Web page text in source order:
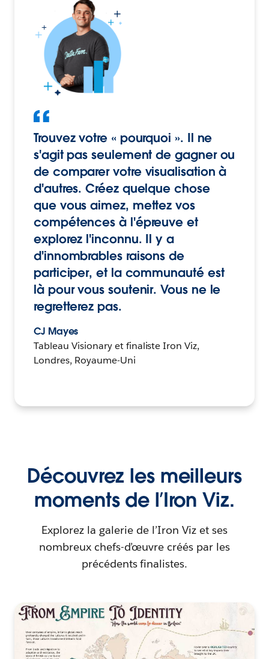
Trouvez votre « pourquoi ». Il ne
s'agit pas seulement de gagner ou
de comparer votre visualisation à
d'autres. Créez quelque chose
que vous aimez, mettez vos
compétences à l'épreuve et
explorez l'inconnu. Il y a
d'innombrables raisons de
participer, et la communauté est
là pour vous soutenir. Vous ne le
regretterez pas.
CJ Mayes
Tableau Visionary et finaliste Iron Viz,
Londres, Royaume-Uni
Découvrez les meilleurs
moments de l’Iron Viz.
Explorez la galerie de l’Iron Viz et ses
nombreux chefs-d’œuvre créés par les
précédents finalistes.